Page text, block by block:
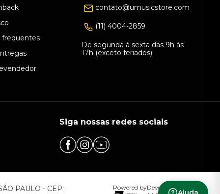
frequentes
contato@umusicstore.com
(11) 4004-2859
De segunda à sexta das 9h às
17h (exceto feriados)
Siga nossas redes sociais
PAULO - CEP: Powered byDeveloped by